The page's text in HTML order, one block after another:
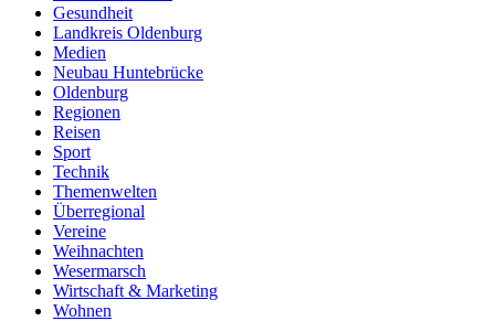
Gesundheit
Landkreis Oldenburg
Medien
Neubau Huntebrücke
Oldenburg
Regionen
Reisen
Sport
Technik
Themenwelten
Überregional
Vereine
Weihnachten
Wesermarsch
Wirtschaft & Marketing
Wohnen